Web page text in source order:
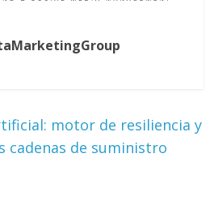
motor de resiliencia y
cadenas de suministro